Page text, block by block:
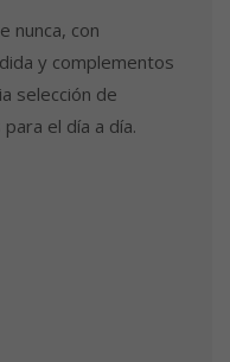
nunca, con
y complementos
selección de
el día a día.